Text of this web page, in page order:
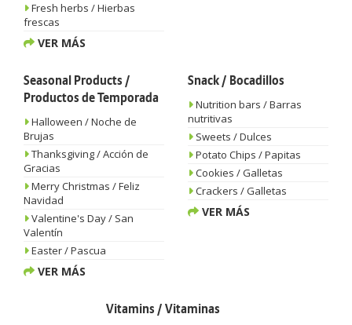
Fresh herbs / Hierbas
frescas
VER MÁS
Seasonal Products /
Productos de Temporada
Halloween / Noche de
Brujas
Thanksgiving / Acción de
Gracias
Merry Christmas / Feliz
Navidad
Valentine's Day / San
Valentín
Easter / Pascua
VER MÁS
Snack / Bocadillos
Nutrition bars / Barras
nutritivas
Sweets / Dulces
Potato Chips / Papitas
Cookies / Galletas
Crackers / Galletas
VER MÁS
Vitamins / Vitaminas